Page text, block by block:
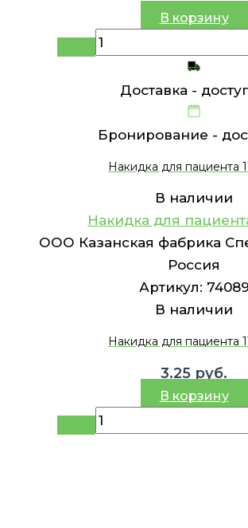
В корзину
Доставка -
Бронирование -
Накидка для пациента
В наличии
Накидка для
ООО Казанская фабрика
Россия
Артикул: 74089
В наличии
Накидка для пациента
3.25 руб.
В корзину